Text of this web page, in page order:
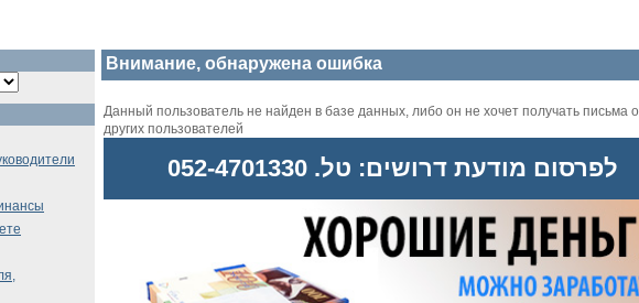
Внимание, обнаружена ошибка
Данный пользователь не найден в базе данных, либо он не хочет получать письма
других пользователей
לפרסום מודעת דרושים: טל. 052-4701330